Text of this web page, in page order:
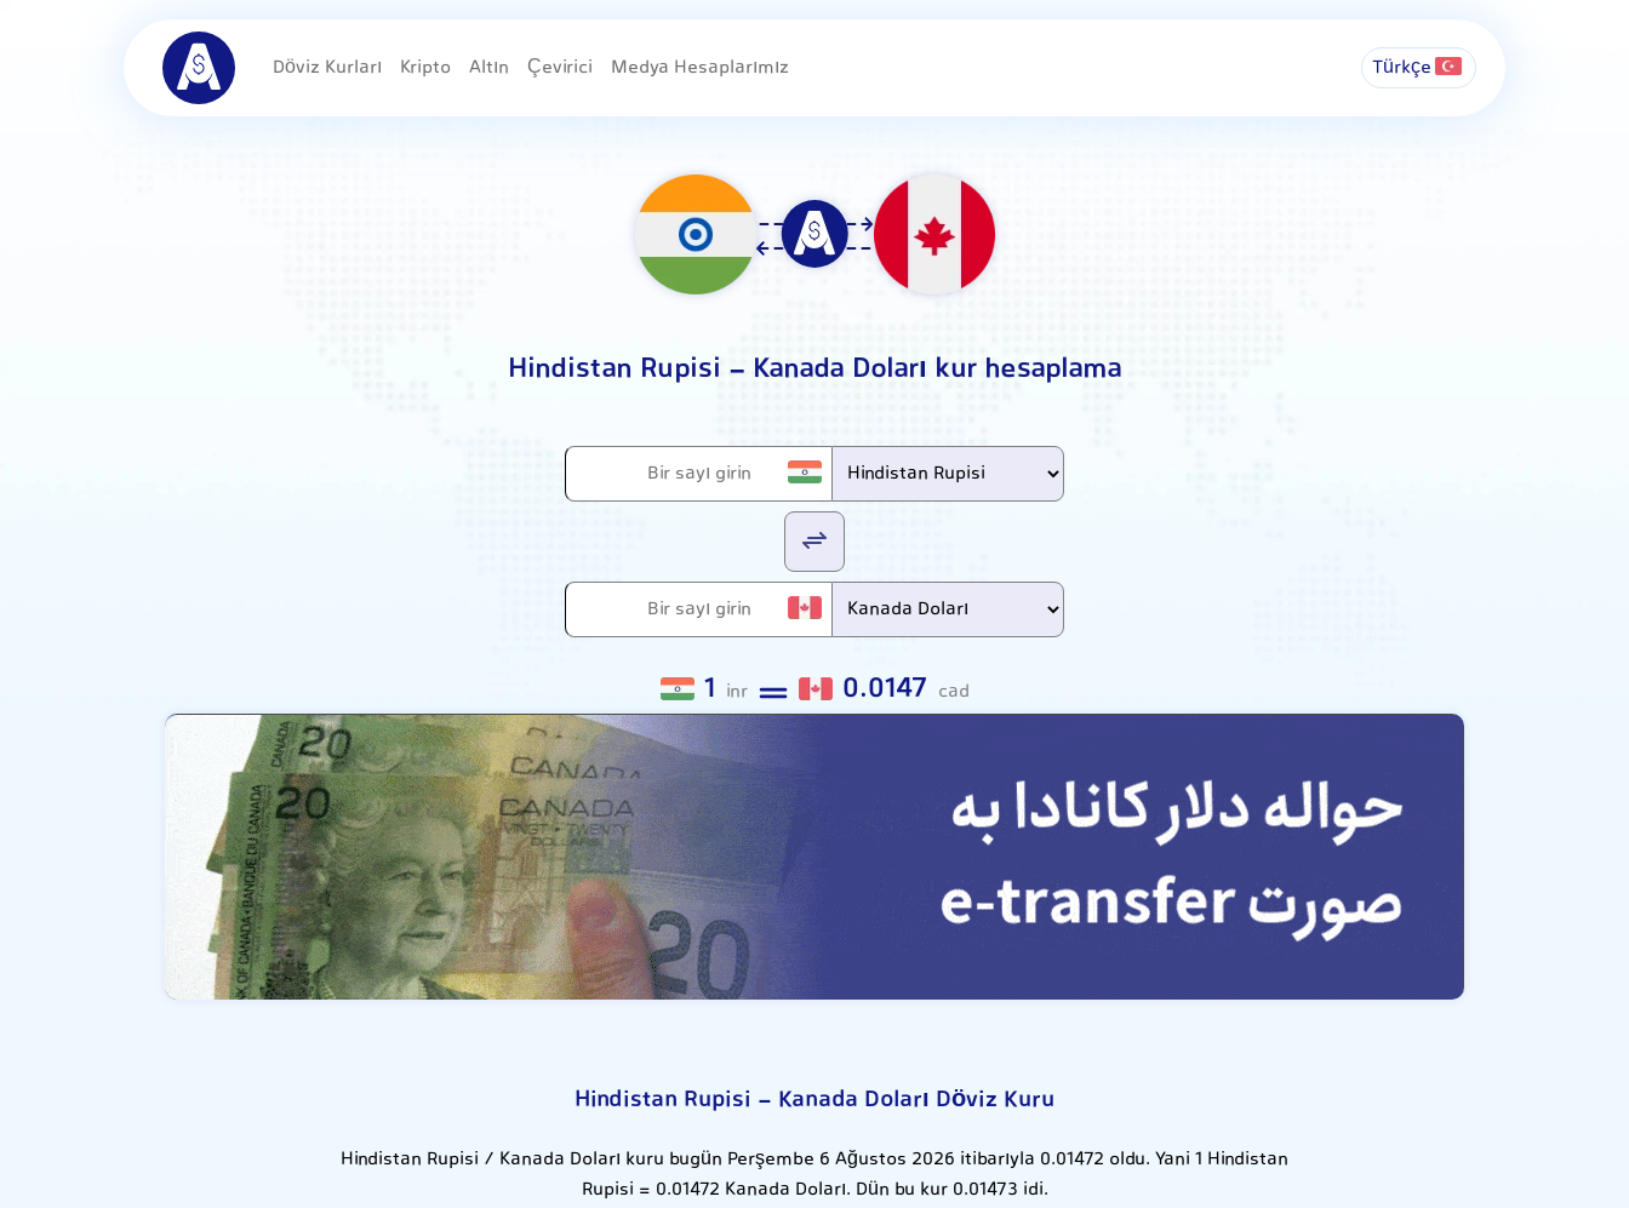
Döviz Kurları Kripto Altın Çevirici Medya Hesaplarımız Türkçe
Hindistan Rupisi - Kanada Doları kur hesaplama
1 inr 0.0147 cad
Hindistan Rupisi - Kanada Doları Döviz Kuru
Hindistan Rupisi / Kanada Doları kuru bugün Perşembe 6 Ağustos 2026 itibarıyla 0.01472 oldu. Yani 1 Hindistan
Rupisi = 0.01472 Kanada Doları. Dün bu kur 0.01473 idi.